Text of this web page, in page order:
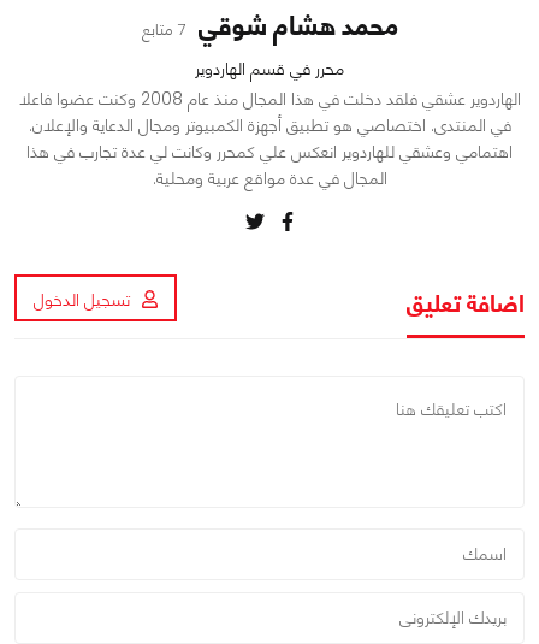
محمد هشام شوقي 7 متابع
محرر في قسم الهاردوير
الهاردوير عشقي فلقد دخلت في هذا المجال منذ عام 2008 وكنت عضوا فاعلا
في المنتدى. اختصاصي هو تطبيق أجهزة الكمبيوتر ومجال الدعاية والإعلان.
اهتمامي وعشقي للهاردوير انعكس علي كمحرر وكانت لي عدة تجارب في هذا
المجال في عدة مواقع عربية ومحلية.
اضافة تعليق تسجيل الدخول